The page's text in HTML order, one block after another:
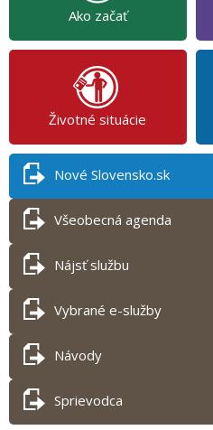
Ako začať
Životné situácie
Nové Slovensko.sk
Všeobecná agenda
Nájsť službu
Vybrané e-služby
Návody
Sprievodca